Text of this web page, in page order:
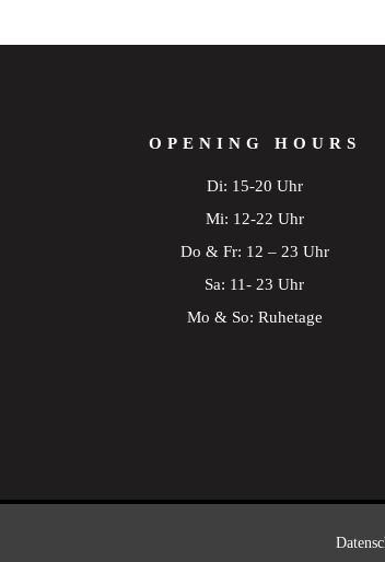
OPENING HOURS
Di: 15-20 Uhr
Mi: 12-22 Uhr
Do & Fr: 12 – 23 Uhr
Sa: 11- 23 Uhr
Mo & So: Ruhetage